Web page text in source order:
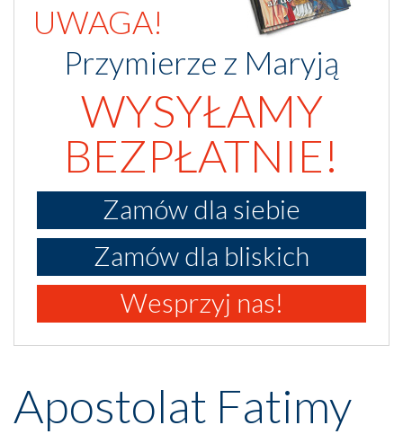
UWAGA!
Przymierze z Maryją
WYSYŁAMY
BEZPŁATNIE!
Zamów dla siebie
Zamów dla bliskich
Wesprzyj nas!
Apostolat Fatimy